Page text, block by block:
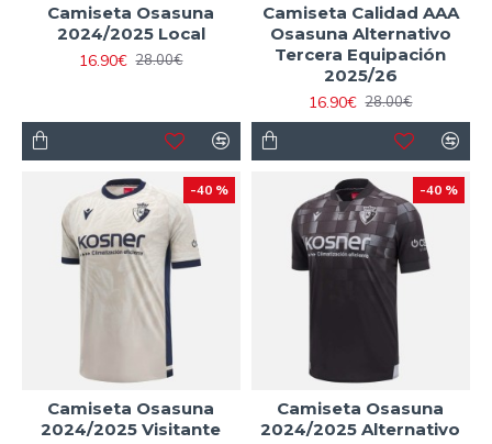
Camiseta Osasuna
2024/2025 Local
16.90€ 28.00€
Camiseta Calidad AAA
Osasuna Alternativo
Tercera Equipación
2025/26
16.90€ 28.00€
-40 %
Camiseta Osasuna
2024/2025 Visitante
-40 %
Camiseta Osasuna
2024/2025 Alternativo